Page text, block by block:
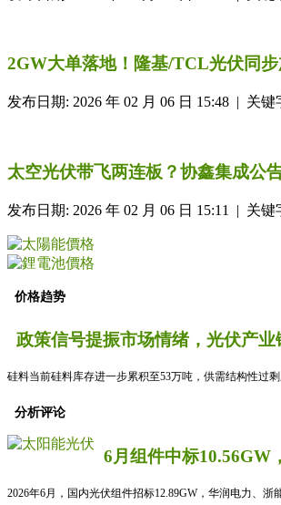
2GW大单落地！隆基/TCL光伏同
发布日期: 2026 年 02 月 06 日 15:48 | 关键
太空光伏带飞两连板？协鑫集成公
发布日期: 2026 年 02 月 06 日 15:11 | 关键
价格趋势
政策信号提振市场情绪，光伏产业
硅料当前硅料库存进一步累积至53万吨，供需结构性过
分析评论
6月组件中标10.56GW
2026年6月，国内光伏组件招标12.89GW，华润电力、